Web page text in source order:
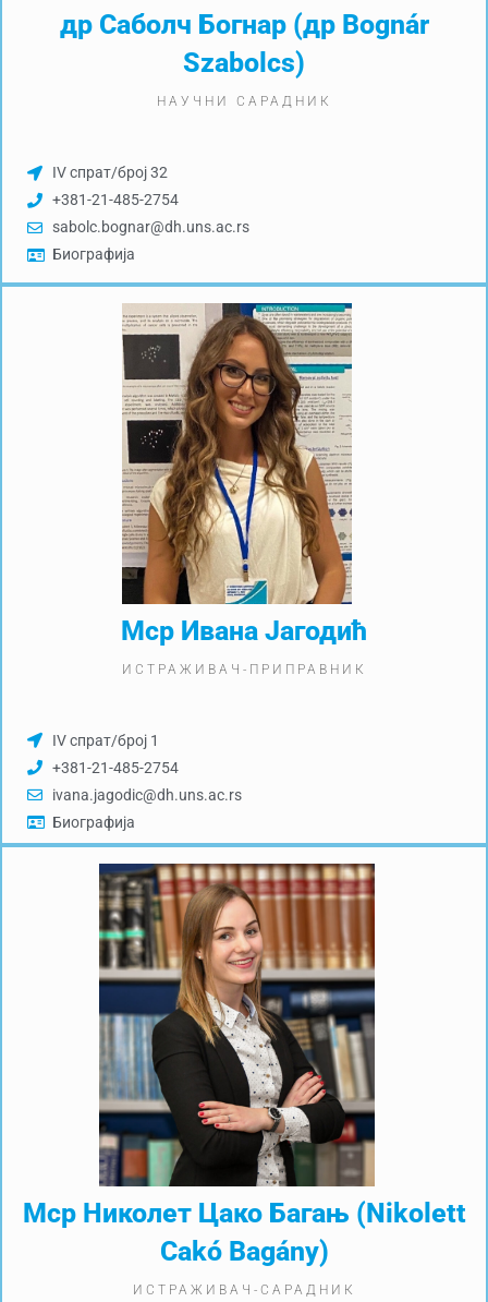
др Саболч Богнар (др Bognár
Szabolcs)
НАУЧНИ САРАДНИК
IV спрат/број 32
+381-21-485-2754
sabolc.bognar@dh.uns.ac.rs
Биографија
Мср Ивана Јагодић
ИСТРАЖИВАЧ-ПРИПРАВНИК
IV спрат/број 1
+381-21-485-2754
ivana.jagodic@dh.uns.ac.rs
Биографија
Мср Николет Цако Багањ (Nikolett
Cakó Bagány)
ИСТРАЖИВАЧ-САРАДНИК